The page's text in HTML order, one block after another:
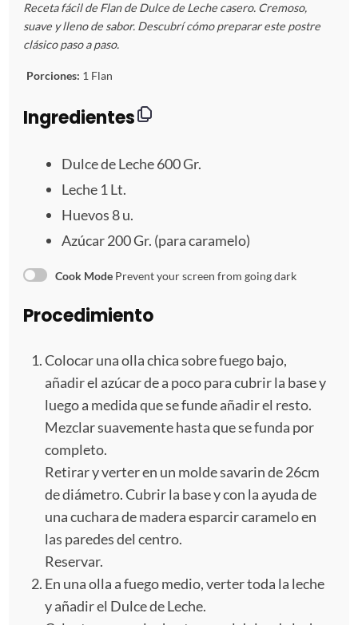
s
l
l
a
s
s
l
l
a
s
s
l
l
a
s
s
l
l
a
s
s
e
l
a
Receta fácil de Flan de Dulce de Leche casero. Cremoso,
suave y lleno de sabor. Descubrí cómo preparar este postre
clásico paso a paso.
Porciones: 1 Flan
Ingredientes
Dulce de Leche 600 Gr.
Leche 1 Lt.
Huevos 8u.
Azúcar 200 Gr. (para caramelo)
Cook Mode Prevent your screen from going dark
Procedimiento
Colocar una olla chica sobre fuego bajo,
añadir el azúcar de a poco para cubrir la base y
luego a medida que se funde añadir el resto.
Mezclar suavemente hasta que se funda por
completo.
Retirar y verter en un molde savarin de 26cm
de diámetro. Cubrir la base y con la ayuda de
una cuchara de madera esparcir caramelo en
las paredes del centro.
Reservar.
En una olla a fuego medio, verter toda la leche
y añadir el Dulce de Leche.